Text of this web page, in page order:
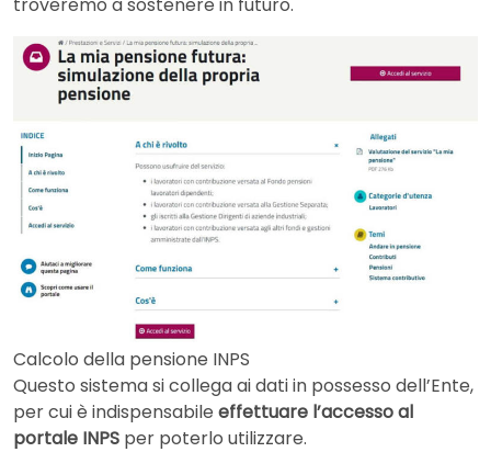
Calcolo della pensione INPS
Questo sistema si collega ai dati in possesso dell’Ente,
per cui è indispensabile effettuare l’accesso al
portale INPS per poterlo utilizzare.